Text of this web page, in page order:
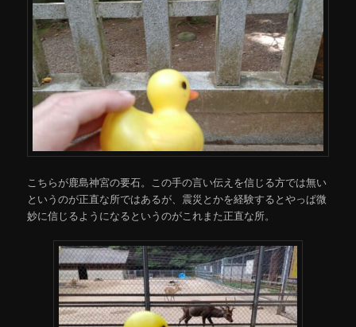
こちらが鹿島神宮の要石。この手の言い伝えを信じる方では無い
というのが正直な所ではあるが、震災とかを経験するとやっぱ微
妙に信じるようになるというのがこれまた正直な所。